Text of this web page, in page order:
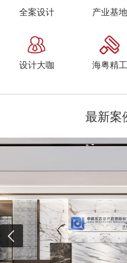
全案设计 产业基地
设计大咖 海粤精工
最新案